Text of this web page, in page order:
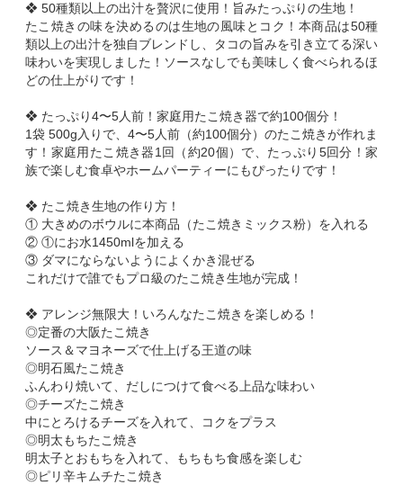
❖ 50種類以上の出汁を贅沢に使用！旨みたっぷりの生地！
たこ焼きの味を決めるのは生地の風味とコク！本商品は50種
類以上の出汁を独自ブレンドし、タコの旨みを引き立てる深い
味わいを実現しました！ソースなしでも美味しく食べられるほ
どの仕上がりです！
❖ たっぷり4〜5人前！家庭用たこ焼き器で約100個分！
1袋 500g入りで、4〜5人前（約100個分）のたこ焼きが作れま
す！家庭用たこ焼き器1回（約20個）で、たっぷり5回分！家
族で楽しむ食卓やホームパーティーにもぴったりです！
❖ たこ焼き生地の作り方！
① 大きめのボウルに本商品（たこ焼きミックス粉）を入れる
② ①にお水1450mlを加える
③ ダマにならないようによくかき混ぜる
これだけで誰でもプロ級のたこ焼き生地が完成！
❖ アレンジ無限大！いろんなたこ焼きを楽しめる！
◎定番の大阪たこ焼き
ソース＆マヨネーズで仕上げる王道の味
◎明石風たこ焼き
ふんわり焼いて、だしにつけて食べる上品な味わい
◎チーズたこ焼き
中にとろけるチーズを入れて、コクをプラス
◎明太もちたこ焼き
明太子とおもちを入れて、もちもち食感を楽しむ
◎ピリ辛キムチたこ焼き